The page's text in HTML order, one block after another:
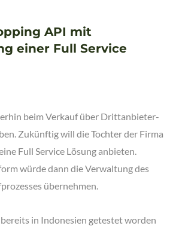
API mit
einer Full Service
beim Verkauf über Drittanbieter-
Zukünftig will die Tochter der Firma
Full Service Lösung anbieten.
würde dann die Verwaltung des
übernehmen.
bereits in Indonesien getestet worden